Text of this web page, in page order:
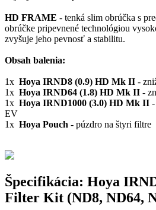
HD FRAME - tenká slim obrúčka s
obrúčke pripevnené technológiou
zvyšuje jeho pevnosť a stabilitu.
Obsah balenia:
1x Hoya IRND8 (0.9) HD Mk II -
1x Hoya IRND64 (1.8) HD Mk II -
1x Hoya IRND1000 (3.0) HD Mk II
EV
1x Hoya Pouch - púzdro na štyri filtre
Špecifikácia: Hoya
Filter Kit (ND8, ND64,